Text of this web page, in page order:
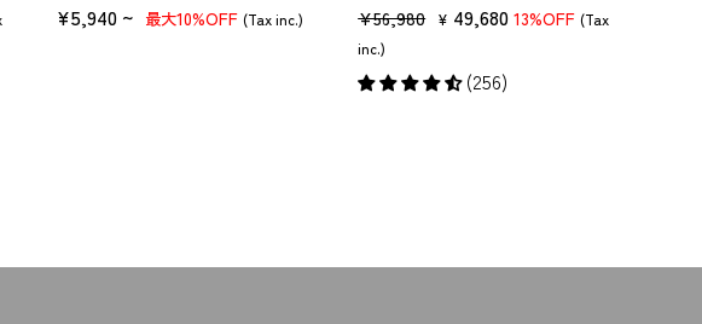
常的な空間や時間を楽しめるのがソロキャンプの醍醐味。
せっかく自然の中にいるのに、
の中にこもりっきりでは楽しくないでしょう。
¥5,940 ~ 最大10%OFF (Tax inc.)
販
売
価
¥56,980 セ
ル
¥ 49,68013%OFF (Tax
inc.)
(256)